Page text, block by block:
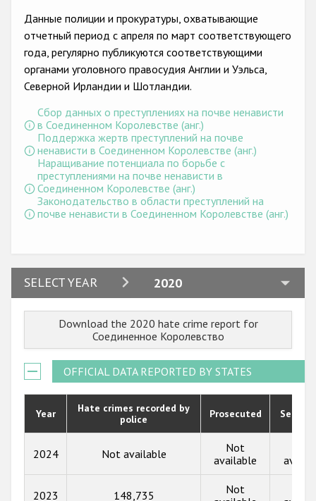
Данные полиции и прокуратуры, охватывающие
отчетный период с апреля по март соответствующего
года, регулярно публикуются соответствующими
органами уголовного правосудия Англии и Уэльса,
Северной Ирландии и Шотландии.
Сбор данных о преступлениях на почве ненависти
в Соединенном Королевстве (анг.)
Поддержка жертв преступлений на почве
ненависти в Соединенном Королевстве (анг.)
Наращивание потенциала по борьбе с
преступлениями на почве ненависти в
Соединенном Королевстве (анг.)
Законодательство в области преступлений на
почве ненависти в Соединенном Королевстве (анг.)
SELECT YEAR 2020
2024
2022
2021
2020
2019
2018
2017
Download the 2020 hate crime report for
Соединенное Королевство
OFFICIAL DATA REPORTED BY STATES
Year
Hate crimes recorded by
police
Prosecuted
2024 Not available
Not
available
2023 148,735
Not